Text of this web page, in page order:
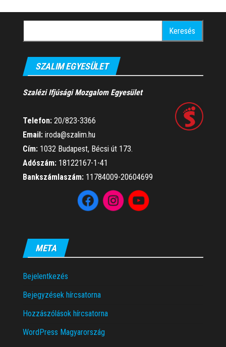
SZALIM EGYESÜLET
Szalézi Ifjúsági Mozgalom Egyesület
Telefon: 20/823-3366
Email: iroda@szalim.hu
Cím: 1032 Budapest, Bécsi út 173.
Adószám: 18122167-1-41
Bankszámlaszám: 11784009-20604699
META
Bejelentkezés
Bejegyzések hírcsatorna
Hozzászólások hírcsatorna
WordPress Magyarország